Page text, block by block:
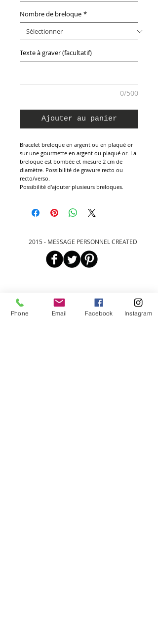
Nombre de breloque *
Texte à graver (facultatif)
0/500
Ajouter au panier
Bracelet breloque en argent ou en plaqué or
sur une gourmette en argent ou plaqué or. La
breloque est bombée et mesure 2 cm de
diamètre. Possibilité de gravure recto ou
recto/verso.
Possibilité d'ajouter plusieurs breloques.
2015 - MESSAGE PERSONNEL CREATED
sur notre site
Phone Email Facebook Instagram